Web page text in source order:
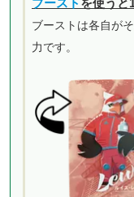
ブーストは各自が
力です。